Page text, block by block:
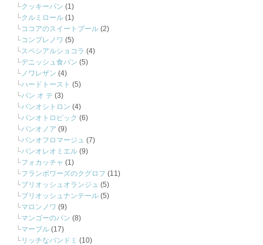
クッキーパン (1)
クルミロール (1)
ココアのスイートブール (2)
コンプレノワ (5)
スペシアルショコラ (4)
デニッシュ食パン (5)
ノワレザン (4)
ハードトースト (5)
パン オ テ (3)
パンオシトロン (4)
パンオトロピック (6)
パンオノア (9)
パンオフロマージュ (7)
パンオレオミエル (9)
フォカッチャ (1)
フランボワーズのクグロフ (11)
ブリオッシュオランジュ (5)
ブリオッシュナンテール (5)
マロンノワ (9)
マンゴーのパン (8)
マーブル (17)
リッチなパンドミ (10)